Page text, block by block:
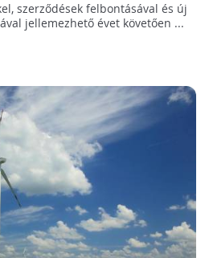
szerződések felbontásával és új
jellemezhető évet követően ...